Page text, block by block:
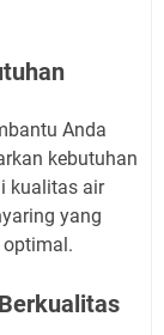
Anda
kebutuhan
kualitas air
yang